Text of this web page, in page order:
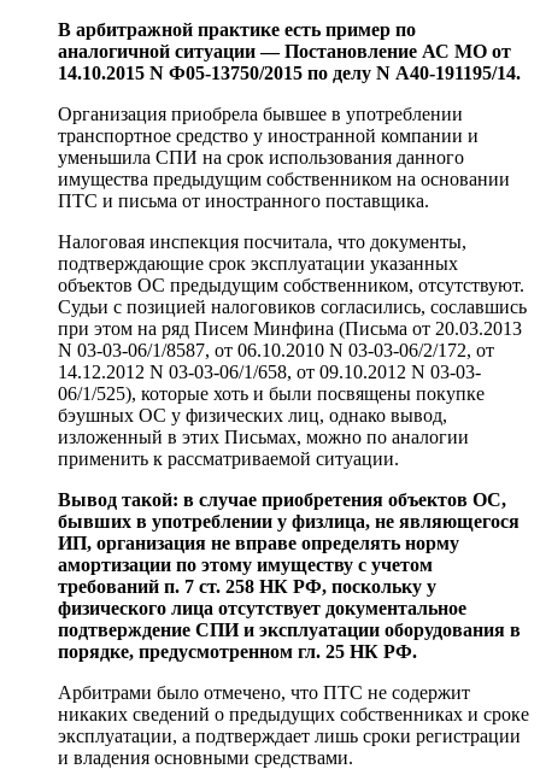
В арбитражной практике есть пример по
аналогичной ситуации —Постановление АС МО от
14.10.2015 N Ф05-13750/2015 по делу N А40-191195/14.
Организация приобрела бывшее в употреблении
транспортное средство у иностранной компании и
уменьшила СПИ на срок использования данного
имущества предыдущим собственником на основании
ПТС и письма от иностранного поставщика.
Налоговая инспекция посчитала, что документы,
подтверждающие срок эксплуатации указанных
объектов ОС предыдущим собственником, отсутствуют.
Судьи с позицией налоговиков согласились, сославшись
при этом на ряд Писем Минфина (Письма от 20.03.2013
N 03-03-06/1/8587, от 06.10.2010 N 03-03-06/2/172, от
14.12.2012 N 03-03-06/1/658, от 09.10.2012 N 03-03-
06/1/525), которые хоть и были посвящены покупке
бэушных ОС у физических лиц, однако вывод,
изложенный в этих Письмах, можно по аналогии
применить к рассматриваемой ситуации.
Вывод такой: в случае приобретения объектов ОС,
бывших в употреблении у физлица, не являющегося
ИП, организация не вправе определять норму
амортизации по этому имуществу с учетом
требований п. 7 ст. 258 НК РФ, поскольку у
физического лица отсутствует документальное
подтверждение СПИ и эксплуатации оборудования в
порядке, предусмотренном гл. 25 НК РФ.
Арбитрами было отмечено, что ПТС не содержит
никаких сведений о предыдущих собственниках и сроке
эксплуатации, а подтверждает лишь сроки регистрации
и владения основными средствами.